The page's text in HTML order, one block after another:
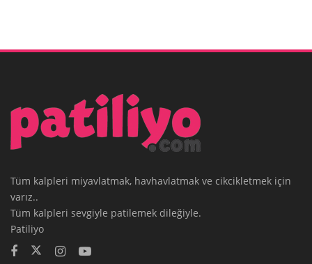
Tüm kalpleri miyavlatmak, havhavlatmak ve cikcikletmek için
varız..
Tüm kalpleri sevgiyle patilemek dileğiyle.
Patiliyo